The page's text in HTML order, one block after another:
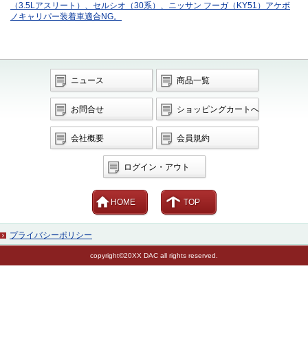
（3.5Lアスリート）、セルシオ（30系）、ニッサン フーガ（KY51）アケボ
ノキャリパー装着車適合NG。
ニュース 商品一覧
お問合せ ショッピングカートへ
会社概要 会員規約
ログイン・アウト
HOME TOP
プライバシーポリシー
copyright©20XX DAC all rights reserved.